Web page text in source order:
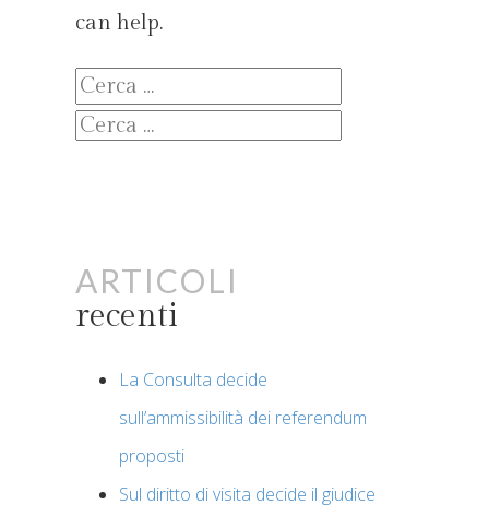
can help.
Ricerca
per:
Ricerca
per:
Articoli
recenti
La Consulta decide
sull’ammissibilità dei referendum
proposti
Sul diritto di visita decide il giudice